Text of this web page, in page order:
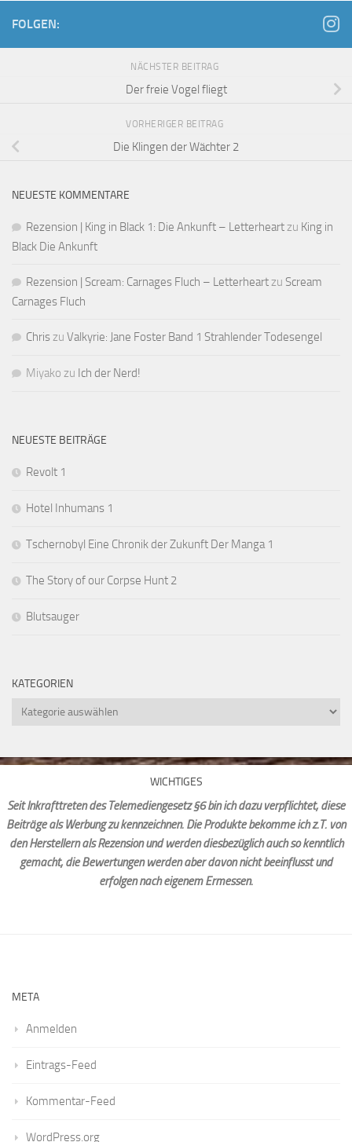
FOLGEN:
NÄCHSTER BEITRAG
Der freie Vogel fliegt
VORHERIGER BEITRAG
Die Klingen der Wächter 2
NEUESTE KOMMENTARE
Rezension | King in Black 1: Die Ankunft – Letterheartzu King in
Black Die Ankunft
Rezension | Scream: Carnages Fluch – Letterheartzu Scream
Carnages Fluch
Chriszu Valkyrie: Jane Foster Band 1 Strahlender Todesengel
Miyako zu Ich der Nerd!
NEUESTE BEITRÄGE
Revolt 1
Hotel Inhumans 1
Tschernobyl Eine Chronik der Zukunft Der Manga 1
The Story of our Corpse Hunt 2
Blutsauger
KATEGORIEN
Kategorien
WICHTIGES
Seit Inkrafttreten des Telemediengesetz §6 bin ich dazu verpflichtet, diese
Beiträge als Werbung zu kennzeichnen. Die Produkte bekomme ich z.T. von
den Herstellern als Rezension und werden diesbezüglich auch so kenntlich
gemacht, die Bewertungen werden aber davon nicht beeinflusst und
erfolgen nach eigenem Ermessen.
META
Anmelden
Eintrags-Feed
Kommentar-Feed
WordPress.org